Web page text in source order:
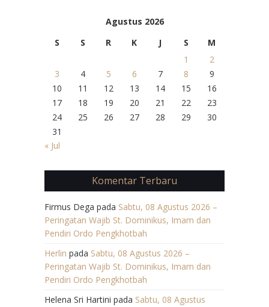
Agustus 2026
S
S R K J S
M
1
2
3
4 5 6 7 8
9
10
11 12 13 14 15
16
17
18 19 20 21 22
23
24
25 26 27 28 29
30
31
« Jul
Komentar Terbaru
Firmus Dega pada Sabtu, 08 Agustus 2026 –
Peringatan Wajib St. Dominikus, Imam dan
Pendiri Ordo Pengkhotbah
Herlin pada Sabtu, 08 Agustus 2026 –
Peringatan Wajib St. Dominikus, Imam dan
Pendiri Ordo Pengkhotbah
Helena Sri Hartini pada Sabtu, 08 Agustus